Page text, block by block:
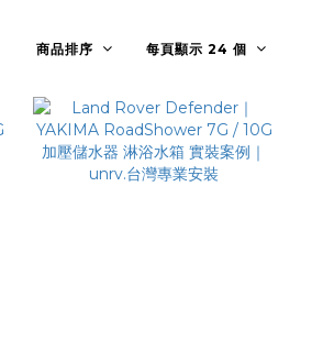
商品排序 每頁顯示 24 個